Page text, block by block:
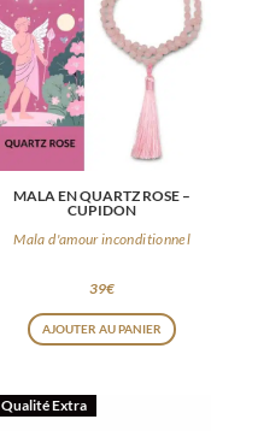
MALA EN QUARTZ ROSE –
CUPIDON
Mala d'amour inconditionnel
39€
AJOUTER AU PANIER
Qualité Extra